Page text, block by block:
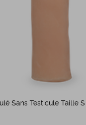
Sans Testicule Taille S